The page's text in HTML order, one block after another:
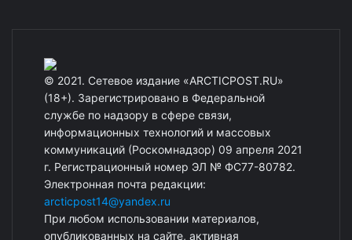
© 2021. Сетевое издание «ARCTICPOST.RU»
(18+). Зарегистрировано в Федеральной
службе по надзору в сфере связи,
информационных технологий и массовых
коммуникаций (Роскомнадзор) 09 апреля 2021
г. Регистрационный номер ЭЛ № ФС77-80782.
Электронная почта редакции:
arcticpost14@yandex.ru
При любом использовании материалов,
опубликованных на сайте, активная